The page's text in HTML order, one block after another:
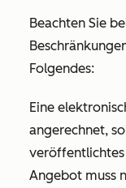
Beachten Sie
Folgendes:
Eine
angerechnet,
Angebot muss